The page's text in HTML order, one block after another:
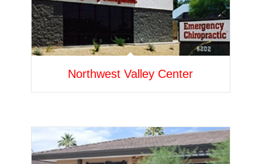
Northwest Valley Center